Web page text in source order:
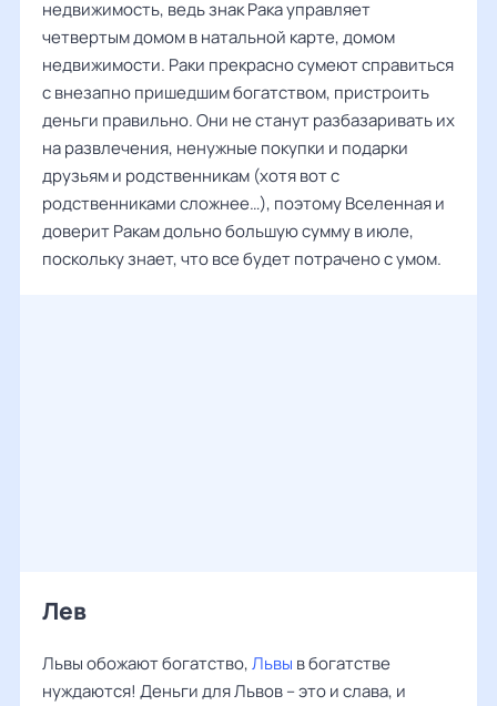
недвижимость, ведь знак Рака управляет
четвертым домом в натальной карте, домом
недвижимости. Раки прекрасно сумеют справиться
с внезапно пришедшим богатством, пристроить
деньги правильно. Они не станут разбазаривать их
на развлечения, ненужные покупки и подарки
друзьям и родственникам (хотя вот с
родственниками сложнее…), поэтому Вселенная и
доверит Ракам дольно большую сумму в июле,
поскольку знает, что все будет потрачено с умом.
Лев
Львы обожают богатство,Львы в богатстве
нуждаются! Деньги для Львов – это и слава, и